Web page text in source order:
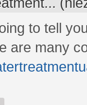
to tell
are many